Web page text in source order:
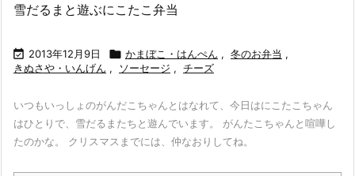
雪だるまと遊ぶにこたこ弁当
 2013年12月9日  かまぼこ・はんぺん , 冬のお弁当 ,
きぬさや・いんげん , ソーセージ , チーズ
いつもいっしょのがんだこちゃんとはなれて、今日はにこたこちゃん
はひとりで、雪だるまたちと遊んでいます。 がんたこちゃんと喧嘩し
たのかな。 クリスマスまでには、仲なおりしてね。